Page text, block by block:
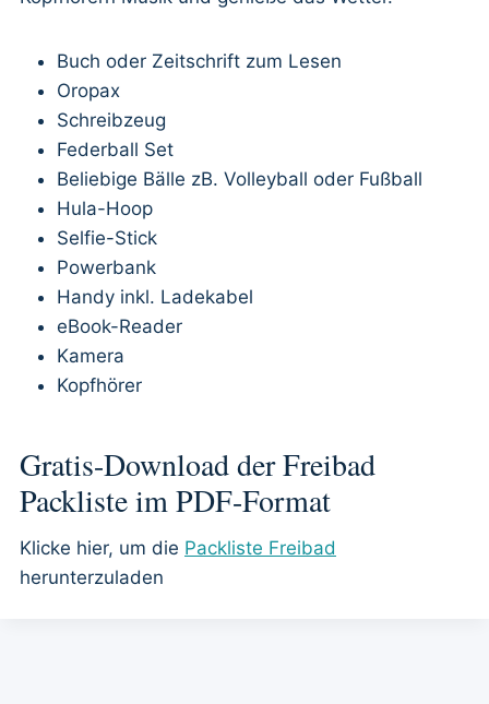
Buch oder Zeitschrift zum Lesen
Oropax
Schreibzeug
Federball Set
Beliebige Bälle zB. Volleyball oder Fußball
Hula-Hoop
Selfie-Stick
Powerbank
Handy inkl. Ladekabel
eBook-Reader
Kamera
Kopfhörer
Gratis-Download der Freibad
Packliste im PDF-Format
Klicke hier, um die Packliste Freibad
herunterzuladen